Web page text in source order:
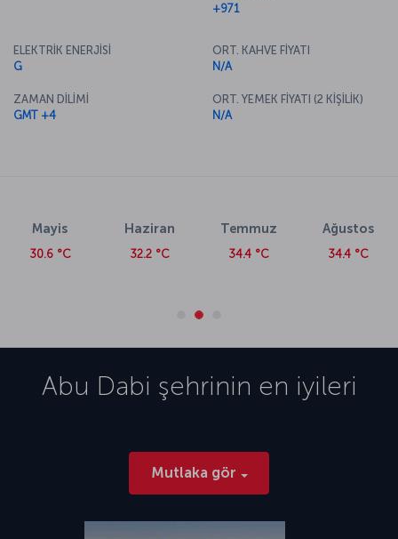
+971
ELEKTRİK ENERJİSİ
G
ZAMAN DİLİMİ
GMT +4
ORT. KAHVE FİYATI
N/A
ORT. YEMEK FİYATI (2 KİŞİLİK)
N/A
Mayis
30.6 °C
Haziran
32.2 °C
Temmuz
34.4 °C
Ağustos
34.4 °C
Abu Dabi şehrinin en iyileri
Mutlaka gör